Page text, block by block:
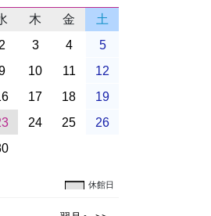
木 金
土
2 3 4
5
10 11
12
17 18
19
24 25
26
休館日